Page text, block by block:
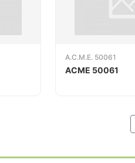
A.C.M.E. 50061
ACME 50061